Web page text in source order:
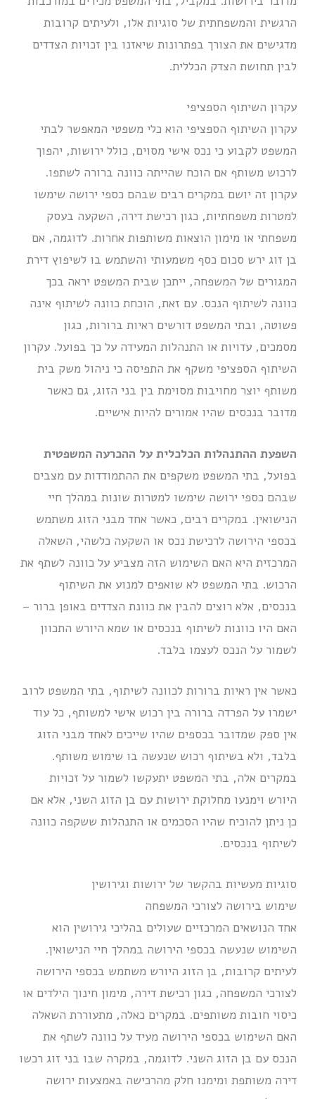
הרגשית והמשפחתית של סוגיות אלו, ולעיתים קרובות
מדגישים את הצורך בפתרונות שיאזנו בין זכויות הצדדים
לבין תחושת הצדק הכללית.
עקרון השיתוף הספציפי
עקרון השיתוף הספציפי הוא כלי משפטי המאפשר לבתי
המשפט לקבוע כי נכס אישי מסוים, כולל ירושות, יהפוך
לרכוש משותף אם הוכח שהייתה כוונה ברורה לשתפו.
עקרון זה יושם במקרים רבים שבהם כספי ירושה שימשו
למטרות משפחתיות, כגון רכישת דירה, השקעה בעסק
משפחתי או מימון הוצאות משותפות אחרות. לדוגמה, אם
בן זוג ירש סכום כסף משמעותי והשתמש בו לשיפוץ דירת
המגורים של המשפחה, ייתכן שבית המשפט יראה בכך
כוונה לשיתוף הנכס. עם זאת, הוכחת כוונה לשיתוף אינה
פשוטה, ובתי המשפט דורשים ראיות ברורות, כגון
מסמכים, עדויות או התנהלות המעידה על כך בפועל. עקרון
השיתוף הספציפי משקף את התפיסה כי ניהול משק בית
משותף יוצר מחויבות מסוימת בין בני הזוג, גם כאשר
מדובר בנכסים שהיו אמורים להיות אישיים.
השפעת ההתנהלות הכלכלית על ההכרעה המשפטית
בפועל, בתי המשפט משקפים את ההתמודדות עם מצבים
שבהם כספי ירושה שימשו למטרות שונות במהלך חיי
הנישואין. במקרים רבים, כאשר אחד מבני הזוג משתמש
בכספי הירושה לרכישת נכס או השקעה כלשהי, השאלה
המרכזית היא האם השימוש הזה מצביע על כוונה לשתף את
הרכוש. בתי המשפט לא שואפים למנוע את השיתוף
בנכסים, אלא רוצים להבין את כוונת הצדדים באופן ברור –
האם היו כוונות לשיתוף בנכסים או שמא היורש התכוון
לשמור על הנכס לעצמו בלבד.
כאשר אין ראיות ברורות לכוונה לשיתוף, בתי המשפט לרוב
ישמרו על הפרדה ברורה בין רכוש אישי למשותף, כל עוד
אין ספק שמדובר בכספים שהיו שייכים לאחד מבני הזוג
בלבד, ולא בשיתוף רכוש שנעשה בו שימוש משותף.
במקרים אלה, בתי המשפט יתעקשו לשמור על זכויות
היורש וימנעו מחלוקת ירושות עם בן הזוג השני, אלא אם
כן ניתן להוכיח שהיו הסכמים או התנהלות ששקפה כוונה
לשיתוף בנכסים.
סוגיות מעשיות בהקשר של ירושות וגירושין
שימוש בירושה לצורכי המשפחה
אחד הנושאים המרכזיים שעולים בהליכי גירושין הוא
השימוש שנעשה בכספי הירושה במהלך חיי הנישואין.
לעיתים קרובות, בן הזוג היורש משתמש בכספי הירושה
לצורכי המשפחה, כגון רכישת דירה, מימון חינוך הילדים או
כיסוי חובות משותפים. במקרים כאלה, מתעוררת השאלה
האם השימוש בכספי הירושה מעיד על כוונה לשתף את
הנכס עם בן הזוג השני. לדוגמה, במקרה שבו בני זוג רכשו
דירה משותפת ומימנו חלק מהרכישה באמצעות ירושה